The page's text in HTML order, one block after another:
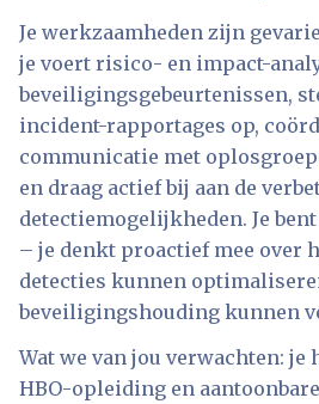
Je werkzaamheden zijn
je voert risico- en impact-
beveiligingsgebeurtenissen,
incident-rapportages op,
communicatie met
en draag actief bij aan de
detectiemogelijkheden. Je
– je denkt proactief mee over
detecties kunnen
beveiligingshouding kunnen
Wat we van jou verwachten: je
HBO-opleiding en